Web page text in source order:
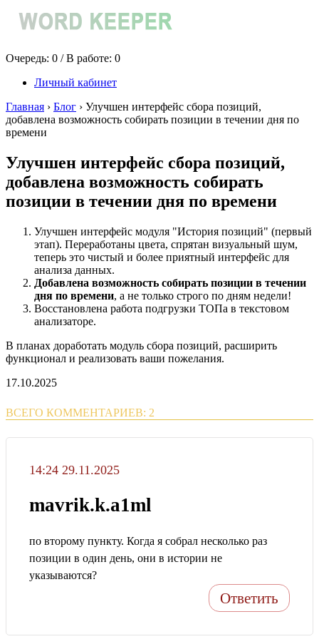
Очередь: 0 / В работе: 0
Личный кабинет
Главная › Блог › Улучшен интерфейс сбора позиций,
добавлена возможность собирать позиции в течении дня по
времени
Улучшен интерфейс сбора позиций,
добавлена возможность собирать
позиции в течении дня по времени
Улучшен интерфейс модуля "История позиций" (первый
этап). Переработаны цвета, спрятан визуальный шум,
теперь это чистый и более приятный интерфейс для
анализа данных.
Добавлена возможность собирать позиции в течении
дня по времени, а не только строго по дням недели!
Восстановлена работа подгрузки ТОПа в текстовом
анализаторе.
В планах доработать модуль сбора позиций, расширить
функционал и реализовать ваши пожелания.
17.10.2025
ВСЕГО КОММЕНТАРИЕВ: 2
14:24 29.11.2025
mavrik.k.a1ml
по второму пункту. Когда я собрал несколько раз
позиции в один день, они в истории не
указываются?
Ответить